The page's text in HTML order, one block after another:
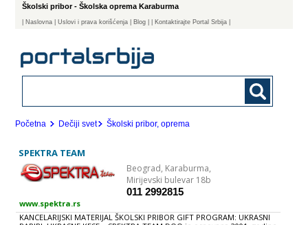
Školski pribor - Školska oprema Karaburma
Naslovna | Uslovi i prava korišćenja Blog | Kontaktirajte Portal Srbija |
Početna Dečiji svet Školski pribor, oprema
SPEKTRA TEAM
Beograd, Karaburma,
Mirijevski bulevar 18b
011 2992815
www.spektra.rs
KANCELARIJSKI MATERIJAL ŠKOLSKI PRIBOR GIFT PROGRAM: UKRASNI